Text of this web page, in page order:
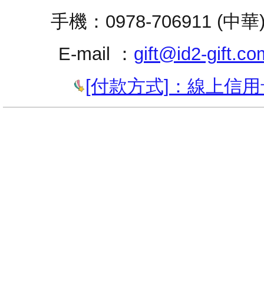
手機：0978-706911 (中
E-mail ： gift@id2-
[付款方式]：線上信